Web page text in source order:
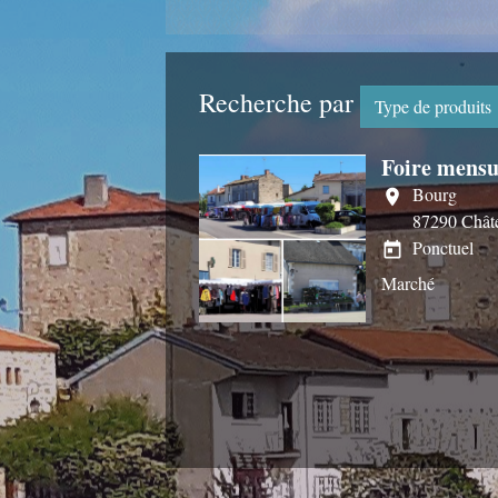
Recherche par Type de produits
Foire
location_on
Bourg
87290
today Ponctuel
Marché